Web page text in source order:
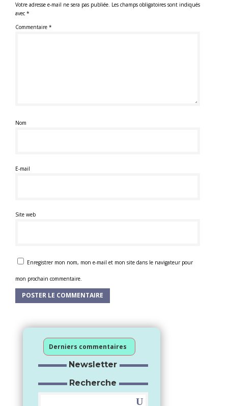
Votre adresse e-mail ne sera pas publiée. Les champs obligatoires sont indiqués
avec *
Commentaire *
Nom
E-mail
Site web
Enregistrer mon nom, mon e-mail et mon site dans le navigateur pour
mon prochain commentaire.
Derniers commentaires
Newsletter
Recherche